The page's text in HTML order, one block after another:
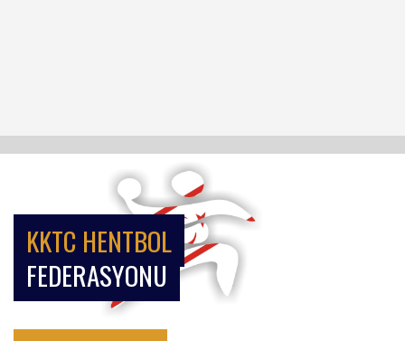
KKTC HENTBOL
FEDERASYONU